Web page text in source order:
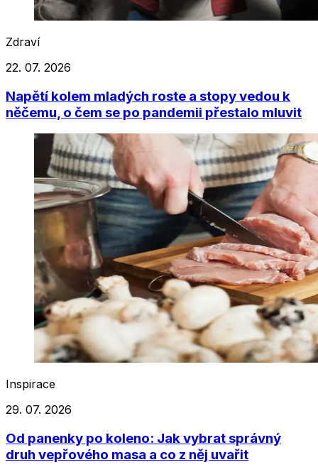
Zdraví
22. 07. 2026
Napětí kolem mladých roste a stopy vedou k
něčemu, o čem se po pandemii přestalo mluvit
Inspirace
29. 07. 2026
Od panenky po koleno: Jak vybrat správný
druh vepřového masa a co z něj uvařit